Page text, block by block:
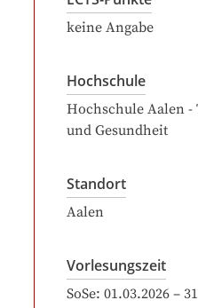
keine Angabe
Hochschule
Hochschule Aalen
und Gesundheit
Standort
Aalen
Vorlesungszeit
SoSe: 01.03.2026 –